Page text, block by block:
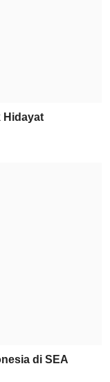
Hidayat
di SEA